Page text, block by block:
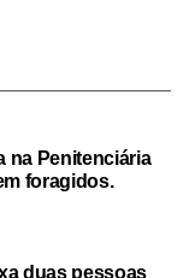
na Penitenciária
foragidos.
duas pessoas